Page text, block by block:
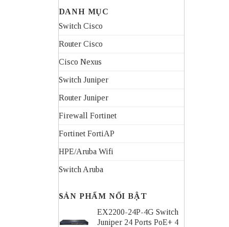
DANH MỤC
Switch Cisco
Router Cisco
Cisco Nexus
Switch Juniper
Router Juniper
Firewall Fortinet
Fortinet FortiAP
HPE/Aruba Wifi
Switch Aruba
SẢN PHẨM NỔI BẬT
EX2200-24P-4G Switch
Juniper 24 Ports PoE+ 4